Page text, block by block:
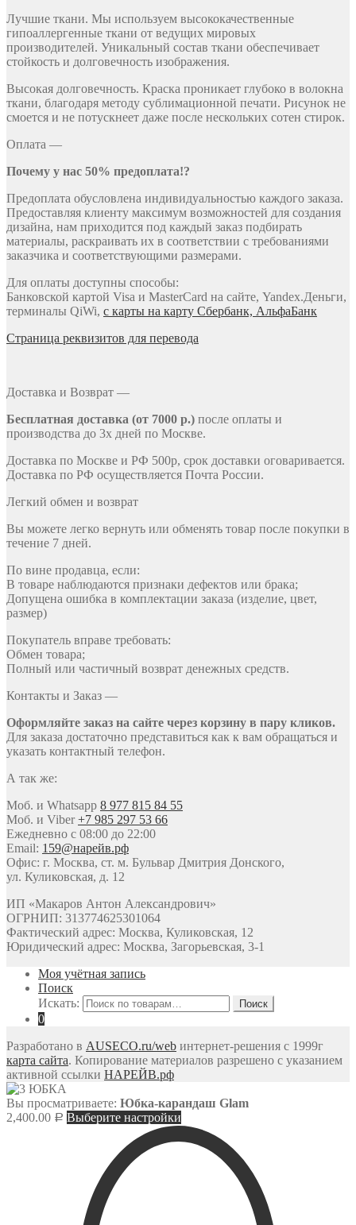
Лучшие ткани. Мы используем высококачественные
гипоаллергенные ткани от ведущих мировых
производителей. Уникальный состав ткани обеспечивает
стойкость и долговечность изображения.
Высокая долговечность. Краска проникает глубоко в волокна
ткани, благодаря методу сублимационной печати. Рисунок не
смоется и не потускнеет даже после нескольких сотен стирок.
Оплата —
Почему у нас 50% предоплата!?
Предоплата обусловлена индивидуальностью каждого заказа.
Предоставляя клиенту максимум возможностей для создания
дизайна, нам приходится под каждый заказ подбирать
материалы, раскраивать их в соответствии с требованиями
заказчика и соответствующими размерами.
Для оплаты доступны способы:
Банковской картой Visa и MasterCard на сайте, Yandex.Деньги,
терминалы QiWi, с карты на карту Сбербанк, АльфаБанк
Страница реквизитов для перевода
Доставка и Возврат —
Бесплатная доставка (от 7000 р.) после оплаты и
производства до 3х дней по Москве.
Доставка по Москве и РФ 500р, срок доставки оговаривается.
Доставка по РФ осуществляется Почта России.
Легкий обмен и возврат
Вы можете легко вернуть или обменять товар после покупки в
течение 7 дней.
По вине продавца, если:
В товаре наблюдаются признаки дефектов или брака;
Допущена ошибка в комплектации заказа (изделие, цвет,
размер)
Покупатель вправе требовать:
Обмен товара;
Полный или частичный возврат денежных средств.
Контакты и Заказ —
Оформляйте заказ на сайте через корзину в пару кликов.
Для заказа достаточно представиться как к вам обращаться и
указать контактный телефон.
А так же:
Моб. и Whatsapp 8 977 815 84 55
Моб. и Viber+7 985 297 53 66
Ежедневно с 08:00 до 22:00
Email: 159@нарейв.рф
Офис: г. Москва, ст. м. Бульвар Дмитрия Донского,
ул. Куликовская, д. 12
ИП «Макаров Антон Александрович»
ОГРНИП: 313774625301064
Фактический адрес: Москва, Куликовская, 12
Юридический адрес: Москва, Загорьевская, 3-1
Моя учётная запись
Поиск
Искать:
0
Разработано в AUSECO.ru/web интернет-решения с 1999г
карта сайта. Копирование материалов разрешено с указанием
активной ссылки НАРЕЙВ.рф
Вы просматриваете: Юбка-карандаш Glam
2,400.00 Р Выберите настройки